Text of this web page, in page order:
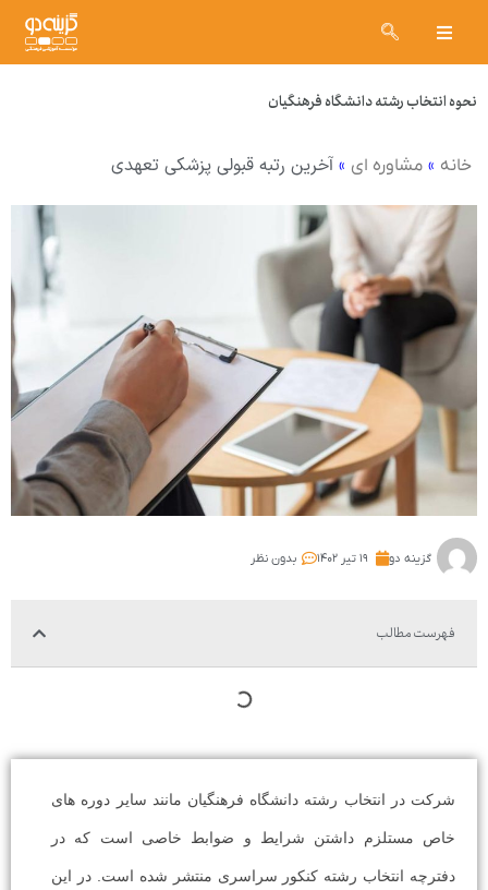
نحوه انتخاب رشته دانشگاه فرهنگیان
خانه » مشاوره ای » آخرین رتبه قبولی پزشکی تعهدی
گزینه دو ۱۹ تیر ۱۴۰۲ بدون نظر
فهرست مطالب
شرکت در انتخاب رشته دانشگاه فرهنگیان مانند سایر دوره های
خاص مستلزم داشتن شرایط و ضوابط خاصی است که در
دفترچه انتخاب رشته کنکور سراسری منتشر شده است. در این